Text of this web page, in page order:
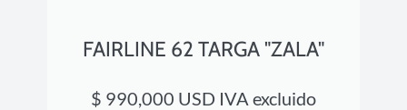
FAIRLINE 62 TARGA "ZALA"
$ 990,000 USD IVA excluido